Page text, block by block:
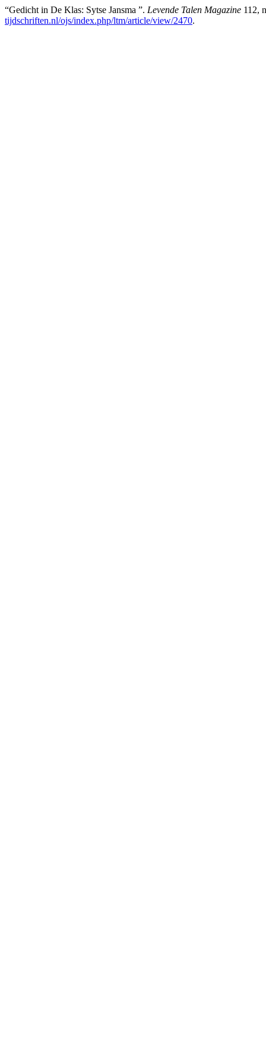
“Gedicht in De Klas: Sytse Jansma ”. Levende Talen Magazine 112,
tijdschriften.nl/ojs/index.php/ltm/article/view/2470.